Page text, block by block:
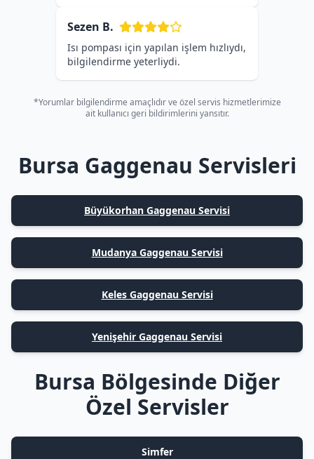
Sezen B.
Isı pompası için yapılan işlem hızlıydı,
bilgilendirme yeterliydi.
*Yorumlar bilgilendirme amaçlıdır ve özel servis hizmetlerimize
ait kullanıcı geri bildirimlerini yansıtır.
Bursa Gaggenau Servisleri
Büyükorhan Gaggenau Servisi
Mudanya Gaggenau Servisi
Keles Gaggenau Servisi
Yenişehir Gaggenau Servisi
Bursa Bölgesinde Diğer
Özel Servisler
Simfer